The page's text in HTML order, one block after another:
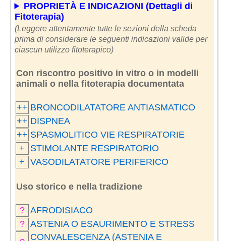
PROPRIETÀ E INDICAZIONI (Dettagli di
Fitoterapia)
(Leggere attentamente tutte le sezioni della scheda
prima di considerare le seguenti indicazioni valide per
ciascun utilizzo fitoterapico)
Con riscontro positivo in vitro o in modelli
animali o nella fitoterapia documentata
++ BRONCODILATATORE ANTIASMATICO
++ DISPNEA
++ SPASMOLITICO VIE RESPIRATORIE
+
STIMOLANTE RESPIRATORIO
+ VASODILATATORE PERIFERICO
Uso storico e nella tradizione
? AFRODISIACO
? ASTENIA O ESAURIMENTO E STRESS
CONVALESCENZA (ASTENIA E